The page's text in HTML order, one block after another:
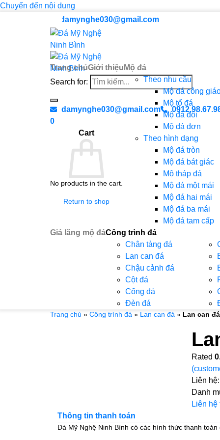
Chuyển đến nội dung
damynghe030@gmail.com
Search for:
damynghe030@gmail.com
0
Cart
No products in the cart.
Return to shop
Trang chủGiới thiệu Mộ đá
Theo nhu cầu
Mộ đá công
Mộ tổ đá
Mộ đá đôi
Mộ đá đơn
Theo hình dạng
Mộ đá tròn
Mộ đá bát giác
Mộ tháp đá
Mộ đá một mái
Mộ đá hai mái
Mộ đá ba mái
Mộ đá tam cấp
Giá lăng mộ đáCông trình đá
Chân tảng đá
Lan can đá
Chậu cảnh đá
Cột đá
Cổng đá
Đèn đá
Trang chủ » Công trình đá » Lan can đá » Lan can
Rated
Liên
Danh
Liên
Thông tin thanh toán
Đá Mỹ Nghệ Ninh Bình có các hình thức thanh toán